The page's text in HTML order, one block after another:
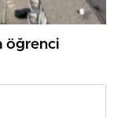
öğrenci